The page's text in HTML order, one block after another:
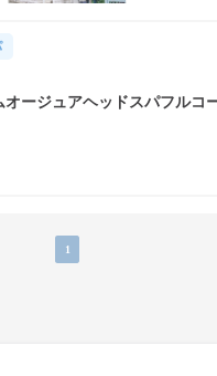
オージュアヘッドスパフルコ
1